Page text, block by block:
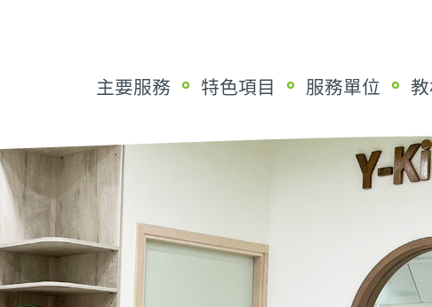
主要服務 特色項目 服務單位